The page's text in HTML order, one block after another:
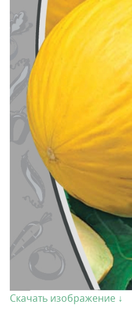
Скачать изображение ↓